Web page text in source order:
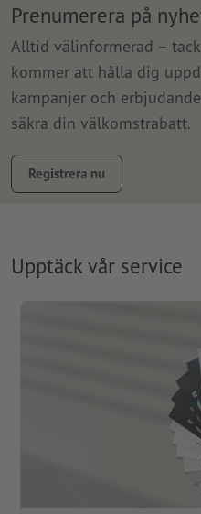
Prenumerera på
Alltid välinformerad – tack
kommer att hålla dig
kampanjer och
säkra din välkomstrabatt.
Registrera nu
Upptäck vår service